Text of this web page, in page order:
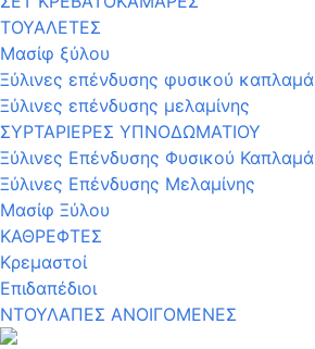
ΤΟΥΑΛΕΤΕΣ
Μασίφ ξύλου
Ξύλινες επένδυσης φυσικού καπλαμά
Ξύλινες επένδυσης μελαμίνης
ΣΥΡΤΑΡΙΕΡΕΣ ΥΠΝΟΔΩΜΑΤΙΟΥ
Ξύλινες Επένδυσης Φυσικού Καπλαμά
Ξύλινες Επένδυσης Μελαμίνης
Μασίφ Ξύλου
ΚΑΘΡΕΦΤΕΣ
Κρεμαστοί
Επιδαπέδιοι
ΝΤΟΥΛΑΠΕΣ ΑΝΟΙΓΟΜΕΝΕΣ